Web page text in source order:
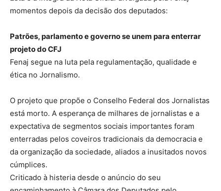
momentos depois da decisão dos deputados:
Patrões, parlamento e governo se unem para enterrar
projeto do CFJ
Fenaj segue na luta pela regulamentação, qualidade e
ética no Jornalismo.
O projeto que propõe o Conselho Federal dos Jornalistas
está morto. A esperança de milhares de jornalistas e a
expectativa de segmentos sociais importantes foram
enterradas pelos coveiros tradicionais da democracia e
da organização da sociedade, aliados a inusitados novos
cúmplices.
Criticado à histeria desde o anúncio do seu